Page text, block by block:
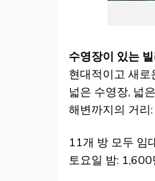
수영장이 있는
현대적이고 새로
넓은 수영장, 넓
해변까지의 거리
11개 방 모두 임
토요일 밤: